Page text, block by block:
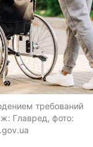
требований
Главред, фото: